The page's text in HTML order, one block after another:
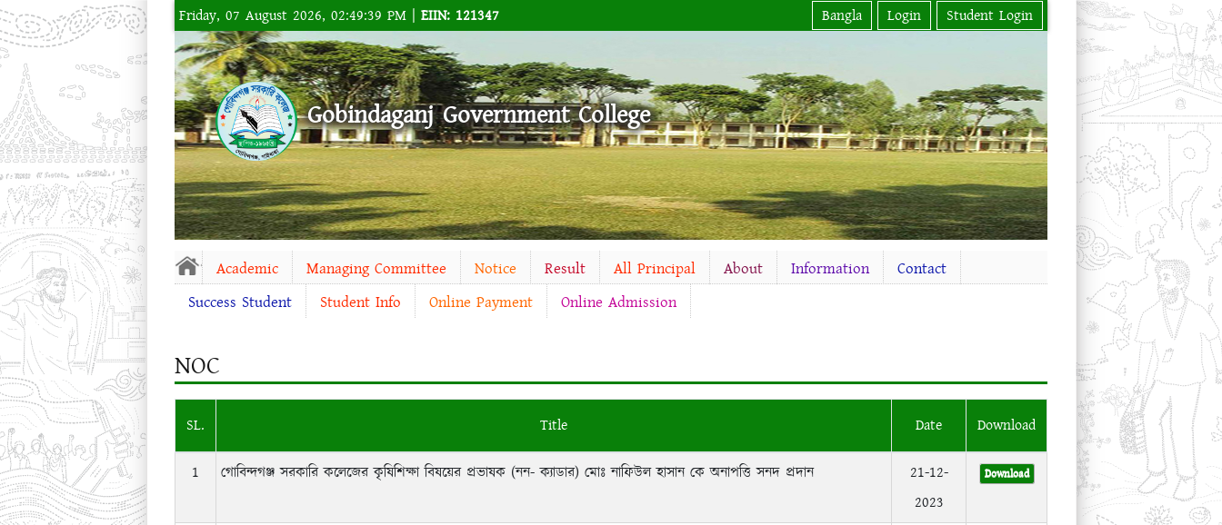
Friday, 07 August 2026, 02:49:39 PM | EIIN: 121347 Bangla Login Student Login
Gobindaganj Government College
Academic Managing Committee Notice Result All Principal About Information
Contact
Success Student
Student Info Online Payment Online Admission
NOC
SL. Title Date Download
1 গোবিন্দগঞ্জ সরকারি কলেজের কৃষিশিক্ষা বিষয়ের প্রভাষক (নন- ক্যাডার) মোঃ নাফিউল হাসান কে অনাপত্তি সনদ প্রদান
21-12-
2023
Download